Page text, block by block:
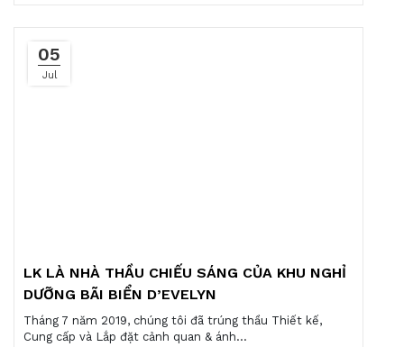
05
Jul
LK LÀ NHÀ THẦU CHIẾU SÁNG CỦA KHU NGHỈ
DƯỠNG BÃI BIỂN D’EVELYN
Tháng 7 năm 2019, chúng tôi đã trúng thầu Thiết kế,
Cung cấp và Lắp đặt cảnh quan & ánh...